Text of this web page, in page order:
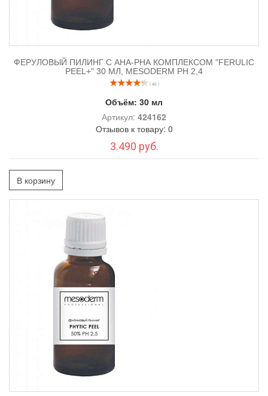
ФЕРУЛОВЫЙ ПИЛИНГ С АНА-РНА КОМПЛЕКСОМ "FERULIC
PEEL+" 30 МЛ, MESODERM РН 2,4
( 46 )
Объём: 30 мл
Артикул: 424162
Отзывов к товару: 0
3.490 руб.
В корзину